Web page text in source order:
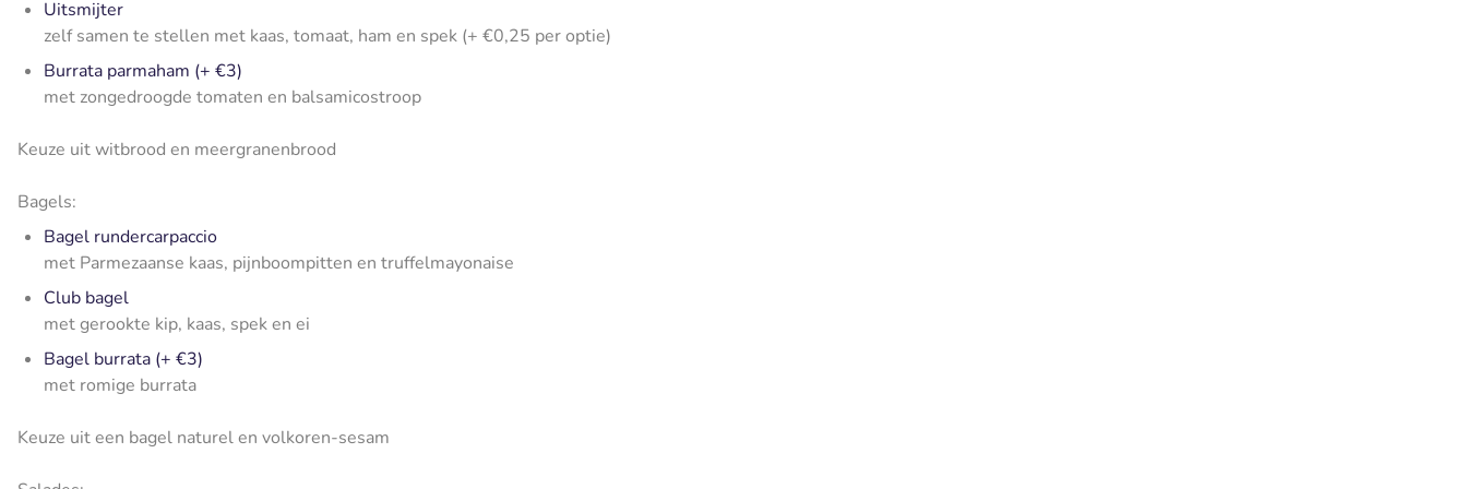
Uitsmijter
zelf samen te stellen met kaas, tomaat, ham en spek (+ €0,25 per optie)
Burrata parmaham (+ €3)
met zongedroogde tomaten en balsamicostroop
Keuze uit witbrood en meergranenbrood
Bagels:
Bagel rundercarpaccio
met Parmezaanse kaas, pijnboompitten en truffelmayonaise
Club bagel
met gerookte kip, kaas, spek en ei
Bagel burrata (+ €3)
met romige burrata
Keuze uit een bagel naturel en volkoren-sesam